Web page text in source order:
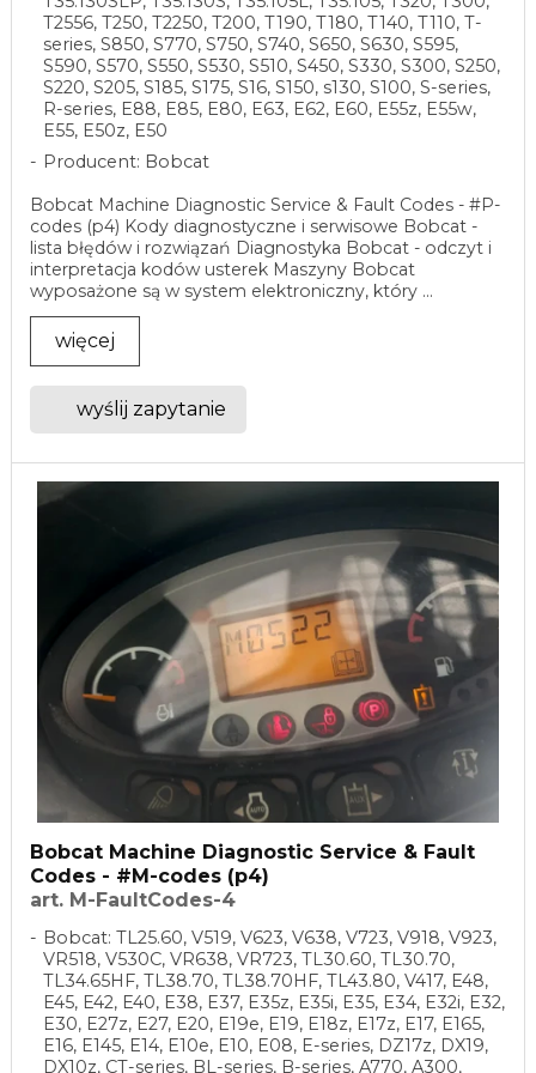
T2556, T250, T2250, T200, T190, T180, T140, T110, T-
series, S850, S770, S750, S740, S650, S630, S595,
S590, S570, S550, S530, S510, S450, S330, S300, S250,
S220, S205, S185, S175, S16, S150, s130, S100, S-series,
R-series, E88, E85, E80, E63, E62, E60, E55z, E55w,
E55, E50z, E50
Producent: Bobcat
Bobcat Machine Diagnostic Service & Fault Codes - #P-
codes (p4) Kody diagnostyczne i serwisowe Bobcat -
lista błędów i rozwiązań Diagnostyka Bobcat - odczyt i
interpretacja kodów usterek Maszyny Bobcat
wyposażone są w system elektroniczny, który ...
więcej
wyślij zapytanie
Bobcat Machine Diagnostic Service & Fault
Codes - #M-codes (p4)
art. M-FaultCodes-4
Bobcat: TL25.60, V519, V623, V638, V723, V918, V923,
VR518, V530C, VR638, VR723, TL30.60, TL30.70,
TL34.65HF, TL38.70, TL38.70HF, TL43.80, V417, E48,
E45, E42, E40, E38, E37, E35z, E35i, E35, E34, E32i, E32,
E30, E27z, E27, E20, E19e, E19, E18z, E17z, E17, E165,
E16, E145, E14, E10e, E10, E08, E-series, DZ17z, DX19,
DX10z, CT-series, BL-series, B-series, A770, A300,